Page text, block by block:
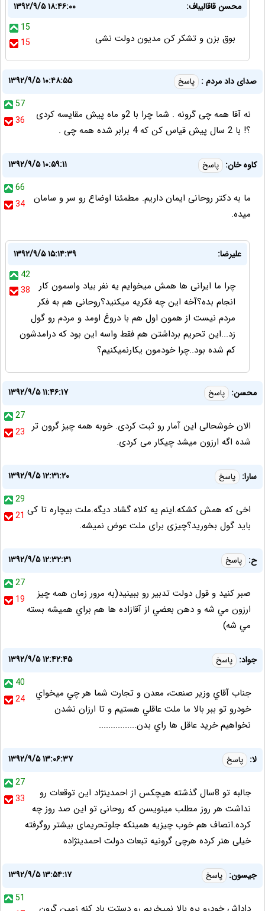
محسن قاقالیباف:
۱۳۹۲/۹/۵ ۱۸:۴۶:۰۰
15
15
بوق بزن و تشکر کن مدیون دولت نشی
صدای داد مردم : پاسخ
۱۳۹۲/۹/۵ ۱۰:۴۸:۵۵
57
36
نه آقا همه چی گرونه . شما چرا با 2و ماه پیش مقایسه کردی
؟! با 2 سال پیش قیاس کن که 4 برابر شده همه چی .
کاوه خان: پاسخ
۱۳۹۲/۹/۵ ۱۰:۵۹:۱۱
66
34
ما به دکتر روحانی ایمان داریم. مطمئنا اوضاع رو سر و سامان
میده.
علیرضا:
۱۳۹۲/۹/۵ ۱۵:۱۴:۳۹
42
38
چرا ما ایرانی ها همش میخوایم یه نفر بیاد واسمون کار
انجام بده؟آخه این چه فکریه میکنید؟روحانی هم به فکر
مردم نیست از همون اول هم با دروغ اومد و مردم رو گول
زد...این تحریم برداشتن هم فقط واسه این بود که درامدشون
کم شده بود..چرا خودمون یکارنمیکنیم؟
محسن: پاسخ
۱۳۹۲/۹/۵ ۱۱:۴۶:۱۷
27
23 الان خوشحالی این آمار رو ثبت کردی. خوبه همه چیز گرون تر
شده اگه ارزون میشد چیکار می کردی.
سارا: پاسخ
۱۳۹۲/۹/۵ ۱۲:۳۱:۲۰
29
21 اخی که همش کشکه.اینم یه کلاه گشاد دیگه.ملت بیچاره تا کی
باید گول بخورید؟چیزی برای ملت عوض نمیشه.
ح: پاسخ
۱۳۹۲/۹/۵ ۱۲:۳۲:۳۱
27
19
صبر کنيد و قول دولت تدبير رو ببينيد(به مرور زمان همه چيز
ارزون مي شه و دهن بعضي از آقازاده ها هم براي هميشه بسته
مي شه)
جواد: پاسخ
۱۳۹۲/۹/۵ ۱۲:۴۲:۴۵
40
24
جناب آقاي وزیر صنعت، معدن و تجارت شما هر چي ميخواي
خودرو تو ببر بالا ما ملت عاقلي هستيم و تا ارزان نشدن
نخواهيم خريد عاقل ها راي بدن................
لا: پاسخ
۱۳۹۲/۹/۵ ۱۳:۰۶:۳۷
27
33
جالبه تو 8سال گذشته هیچکس از احمدینژاد این توقعات رو
نداشت هر روز مطلب مینویسن که روحانی تو این صد روز چه
کرده.انصاف هم خوب چیزیه همینکه جلوتحریمای بیشتر روگرفته
خیلی هنر کرده هرچی گرونیه تبعات دولت احمدینژاده
جیسون: پاسخ
۱۳۹۲/۹/۵ ۱۳:۵۴:۱۷
51